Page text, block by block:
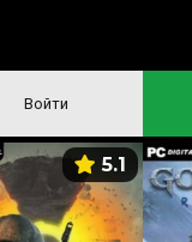
Войти
5.1